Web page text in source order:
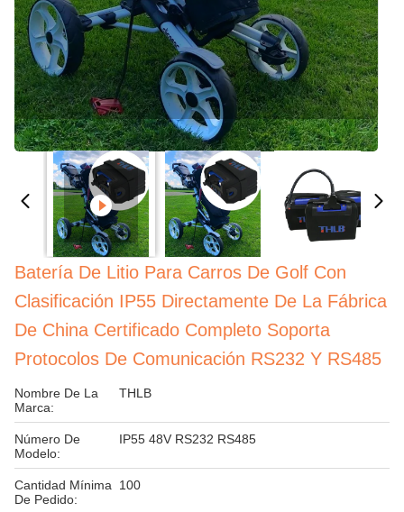
Batería De Litio Para Carros De Golf Con
Clasificación IP55 Directamente De La Fábrica
De China Certificado Completo Soporta
Protocolos De Comunicación RS232 Y RS485
Nombre De La
Marca:
THLB
Número De
Modelo:
IP55 48V RS232 RS485
Cantidad Mínima
De Pedido:
100